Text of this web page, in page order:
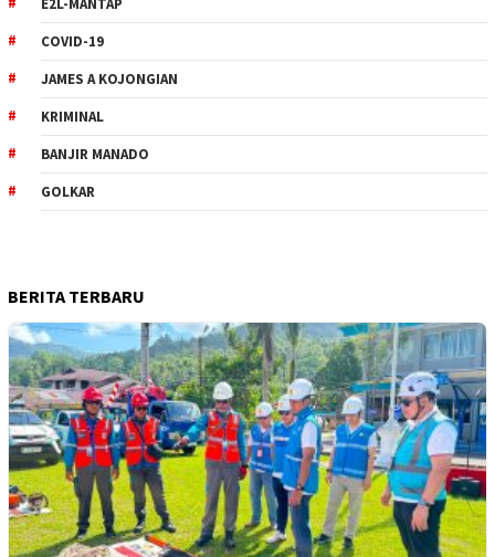
COVID-19
JAMES A KOJONGIAN
KRIMINAL
BANJIR MANADO
GOLKAR
BERITA TERBARU